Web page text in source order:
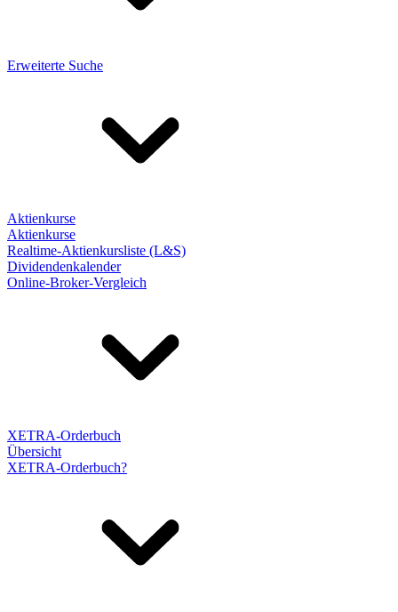
Erweiterte Suche
Aktienkurse
Aktienkurse
Realtime-Aktienkursliste (L&S)
Dividendenkalender
Online-Broker-Vergleich
XETRA-Orderbuch
Übersicht
XETRA-Orderbuch?